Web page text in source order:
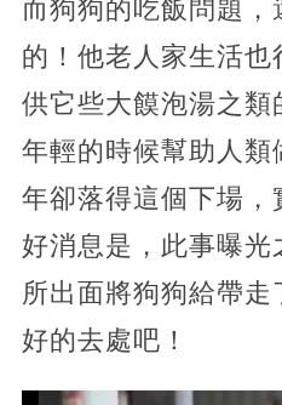
而狗狗的吃飯問題，
的！他老人家生活也
供它些大饃泡湯之類
年輕的時候幫助人類
年卻落得這個下場，
好消息是，此事曝光
所出面將狗狗給帶走
好的去處吧！